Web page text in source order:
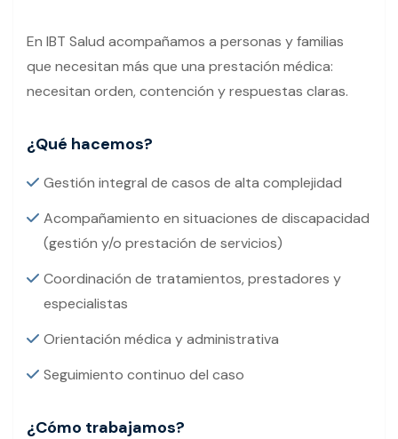
En IBT Salud acompañamos a personas y familias
que necesitan más que una prestación médica:
necesitan orden, contención y respuestas claras.
¿Qué hacemos?
Gestión integral de casos de alta complejidad
Acompañamiento en situaciones de discapacidad
(gestión y/o prestación de servicios)
Coordinación de tratamientos, prestadores y
especialistas
Orientación médica y administrativa
Seguimiento continuo del caso
¿Cómo trabajamos?